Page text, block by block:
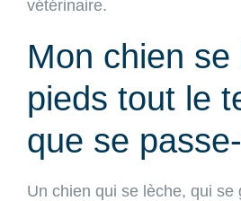
vétérinaire.
Mon chien se
pieds tout le
que se
Un chien qui se lèche, qui se